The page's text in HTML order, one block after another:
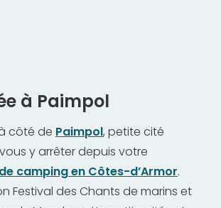
à Paimpol
côté de Paimpol, petite cité
y arrêter depuis votre
camping en Côtes-d’Armor.
Festival des Chants de marins et